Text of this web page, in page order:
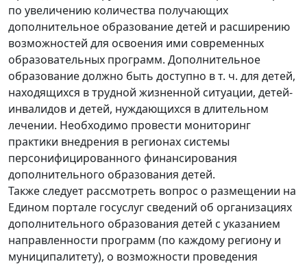
по увеличению количества получающих
дополнительное образование детей и расширению
возможностей для освоения ими современных
образовательных программ. Дополнительное
образование должно быть доступно в т. ч. для детей,
находящихся в трудной жизненной ситуации, детей-
инвалидов и детей, нуждающихся в длительном
лечении. Необходимо провести мониторинг
практики внедрения в регионах системы
персонифицированного финансирования
дополнительного образования детей.
Также следует рассмотреть вопрос о размещении на
Едином портале госуслуг сведений об организациях
дополнительного образования детей с указанием
направленности программ (по каждому региону и
муниципалитету), о возможности проведения